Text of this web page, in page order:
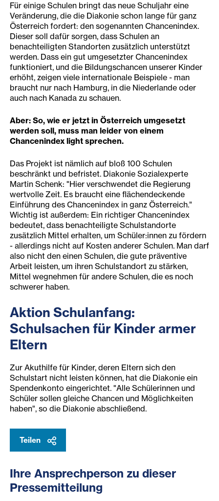
Für einige Schulen bringt das neue Schuljahr eine
Veränderung, die die Diakonie schon lange für ganz
Österreich fordert: den sogenannten Chancenindex.
Dieser soll dafür sorgen, dass Schulen an
benachteiligten Standorten zusätzlich unterstützt
werden. Dass ein gut umgesetzter Chancenindex
funktioniert, und die Bildungschancen unserer Kinder
erhöht, zeigen viele internationale Beispiele - man
braucht nur nach Hamburg, in die Niederlande oder
auch nach Kanada zu schauen.
Aber: So, wie er jetzt in Österreich umgesetzt
werden soll, muss man leider von einem
Chancenindex light sprechen.
Das Projekt ist nämlich auf bloß 100 Schulen
beschränkt und befristet. Diakonie Sozialexperte
Martin Schenk: "Hier verschwendet die Regierung
wertvolle Zeit. Es braucht eine flächendeckende
Einführung des Chancenindex in ganz Österreich."
Wichtig ist außerdem: Ein richtiger Chancenindex
bedeutet, dass benachteiligte Schulstandorte
zusätzlich Mittel erhalten, um Schüler:innen zu fördern
- allerdings nicht auf Kosten anderer Schulen. Man darf
also nicht den einen Schulen, die gute präventive
Arbeit leisten, um ihren Schulstandort zu stärken,
Mittel wegnehmen für andere Schulen, die es noch
schwerer haben.
Aktion Schulanfang:
Schulsachen für Kinder armer
Eltern
Zur Akuthilfe für Kinder, deren Eltern sich den
Schulstart nicht leisten können, hat die Diakonie ein
Spendenkonto eingerichtet. "Alle Schülerinnen und
Schüler sollen gleiche Chancen und Möglichkeiten
haben", so die Diakonie abschließend.
Teilen
Ihre Ansprechperson zu dieser
Pressemitteilung